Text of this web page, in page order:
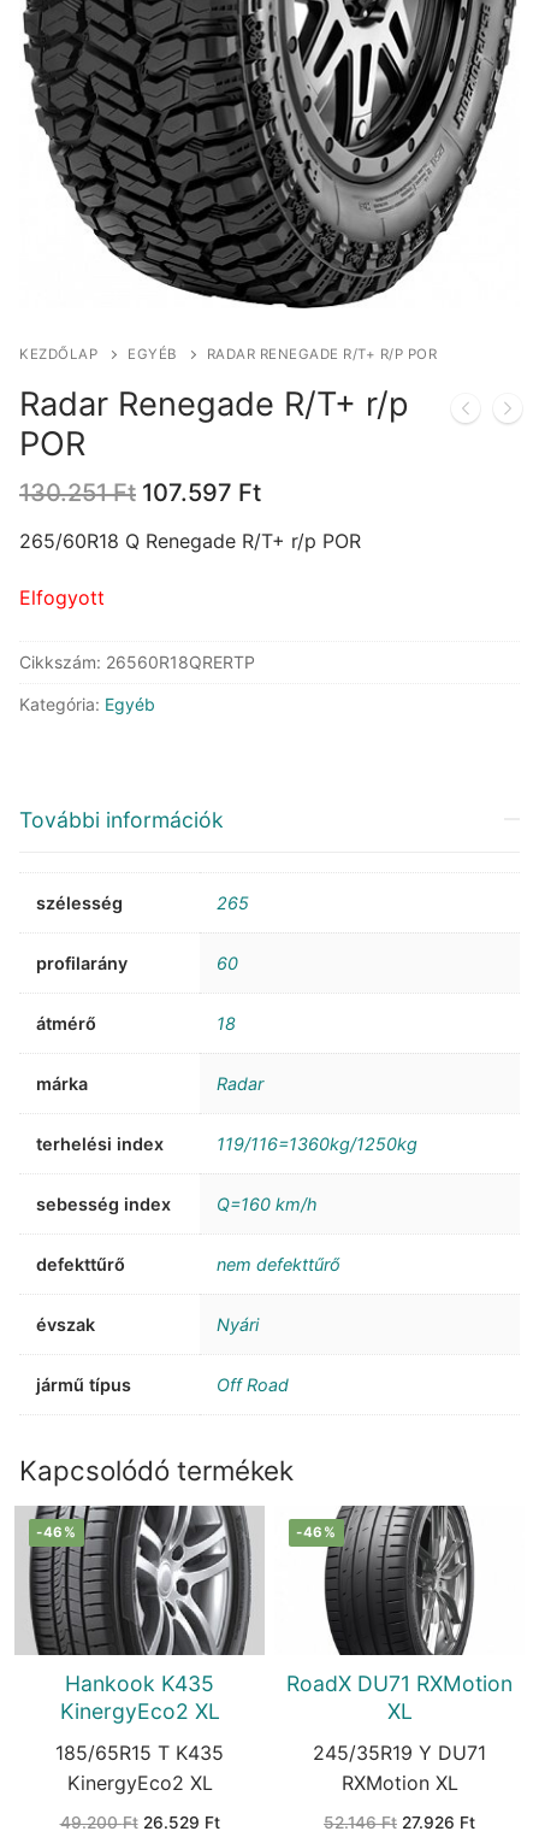
KEZDŐLAP EGYÉB RADAR RENEGADE R/T+ R/P POR
Radar Renegade R/T+ r/p
POR
130.251Ft Original
was:
107.597 FtCurrent
is:
265/60R18 Q Renegade R/T+ r/p POR
Elfogyott
Cikkszám: 26560R18QRERTP
Kategória: Egyéb
További információk
szélesség 265
profilarány 60
átmérő 18
márka Radar
terhelési index 119/116=1360kg/1250kg
sebesség index Q=160 km/h
defekttűrő nem defekttűrő
évszak Nyári
jármű típus Off Road
Kapcsolódó termékek
-46%
Hankook K435
KinergyEco2 XL
185/65R15 T K435
KinergyEco2 XL
49.200Ft Original
26.529 FtCurrent
-46%
RoadX DU71 RXMotion
XL
245/35R19 Y DU71
RXMotion XL
52.146Ft Original
27.926 FtCurrent